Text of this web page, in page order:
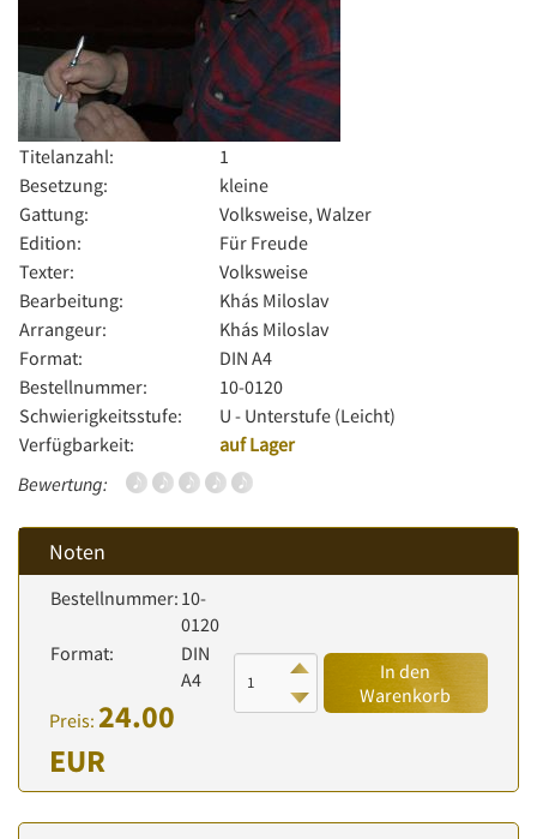
Titelanzahl:
1
Besetzung:
kleine
Gattung:
Volksweise, Walzer
Edition:
Für Freude
Texter:
Volksweise
Bearbeitung:
Khás Miloslav
Arrangeur:
Khás Miloslav
Format:
DIN A4
Bestellnummer:
10-0120
Schwierigkeitsstufe:
U - Unterstufe (Leicht)
Verfügbarkeit:
auf Lager
Bewertung:
Noten
Bestellnummer: 10-
0120
Format:
DIN
A4
Preis: 24.00
EUR
In den
Warenkorb